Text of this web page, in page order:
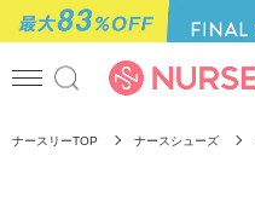
ナースリーTOP ナースシューズ